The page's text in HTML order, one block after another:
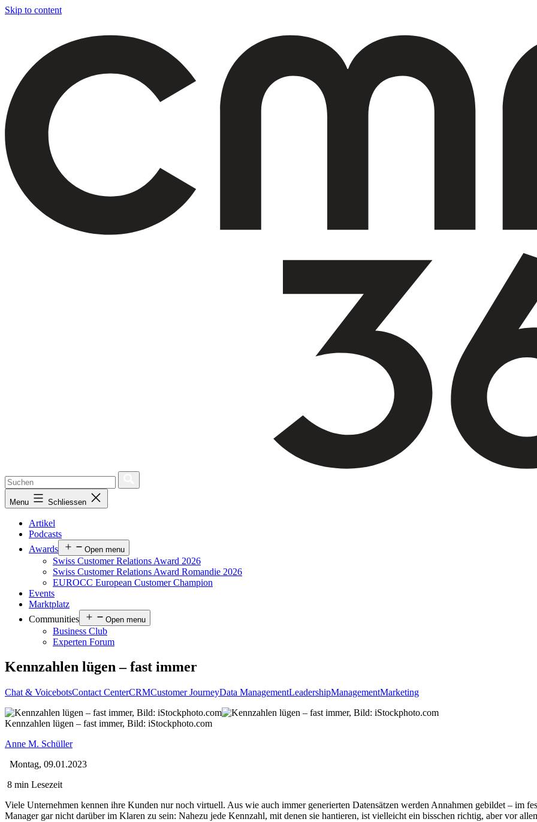
Skip to content
Menu Schliessen
Artikel
Podcasts
Awards
Open menu
Swiss Customer Relations Award 2026
Swiss Customer Relations Award Romandie 2026
EUROCC European Customer Champion
Events
Marktplatz
Communities
Open menu
Business Club
Experten Forum
Kennzahlen lügen – fast immer
Chat & VoicebotsContact CenterCRMCustomer JourneyData ManagementLeadershipManagementMarketing
Kennzahlen lügen – fast immer, Bild: iStockphoto.com
Anne M. Schüller
Montag, 09.01.2023
8 min Lesezeit
Viele Unternehmen kennen ihre Kunden nur noch virtuell. Aus wie auch immer generierten Datensätzen werden Annahmen gebildet – im
Manager gar nicht darüber im Klaren zu sein: Nahezu jede Kennzahl, mit denen sie hantieren, ist vielleicht ein bisschen richtig, aber vor